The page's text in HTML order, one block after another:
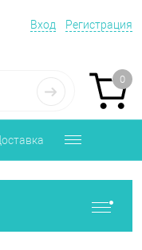
Вход Регистрация
0